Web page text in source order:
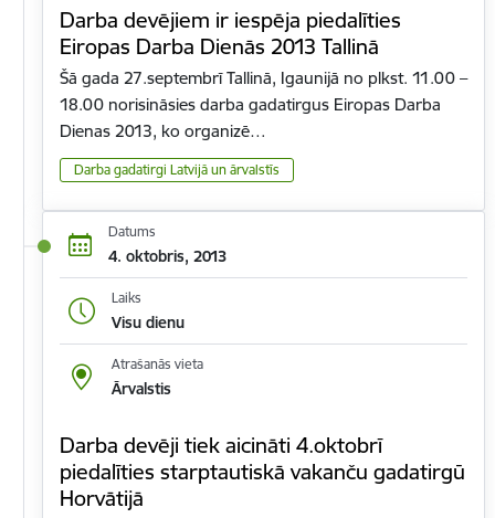
Darba devējiem ir iespēja piedalīties
Eiropas Darba Dienās 2013 Tallinā
Šā gada 27.septembrī Tallinā, Igaunijā no plkst. 11.00 –
18.00 norisināsies darba gadatirgus Eiropas Darba
Dienas 2013, ko organizē…
Darba gadatirgi Latvijā un ārvalstīs
Datums
4. oktobris, 2013
Laiks
Visu dienu
Atrašanās vieta
Ārvalstis
Darba devēji tiek aicināti 4.oktobrī
piedalīties starptautiskā vakanču gadatirgū
Horvātijā